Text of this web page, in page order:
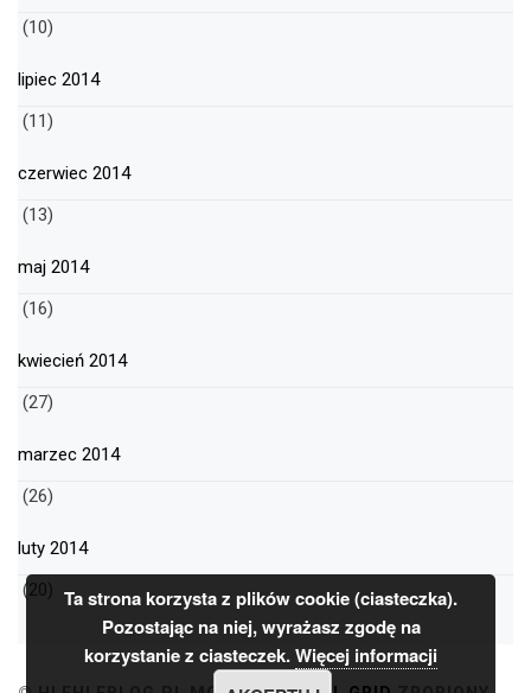
(10)
lipiec 2014
(11)
czerwiec 2014
(13)
maj 2014
(16)
kwiecień 2014
(27)
marzec 2014
(26)
luty 2014
(20) Ta strona korzysta z plików cookie (ciasteczka).
Pozostając na niej, wyrażasz zgodę na
korzystanie z ciasteczek.Więcej informacji